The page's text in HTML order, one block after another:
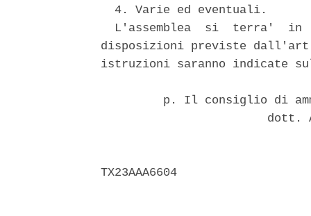
  4. Varie ed eventuali.
L'assemblea  si  terra'  in
disposizioni previste
istruzioni saranno indicate
p. Il consiglio di